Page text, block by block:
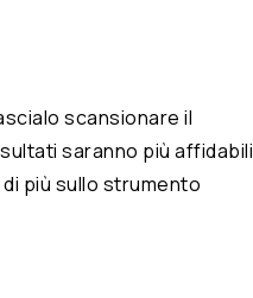
scansionare il
saranno più affidabili
più sullo strumento